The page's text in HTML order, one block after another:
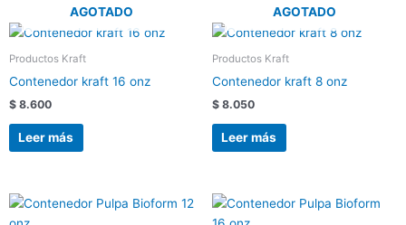
AGOTADO
Productos Kraft
Contenedor kraft 16 onz
$ 8.600
Leer más
AGOTADO
Productos Kraft
Contenedor kraft 8 onz
$ 8.050
Leer más